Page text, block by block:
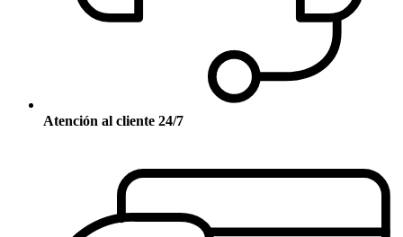
Atención al cliente 24/7